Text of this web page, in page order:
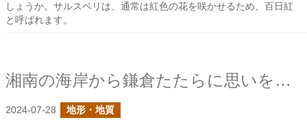
しょうか。サルスベリは、通常は紅色の花を咲かせるため、百日紅
と呼ばれます。
湘南の海岸から鎌倉たたらに思いを馳せる
2024-07-28 地形・地質